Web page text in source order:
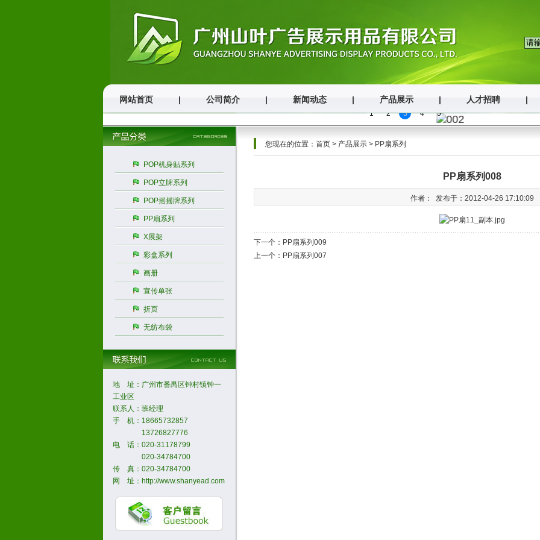
网站首页 | 公司简介 | 新闻动态 | 产品展示 | 人才招聘 |
1 2 3 4 5
POP机身贴系列
POP立牌系列
POP摇摇牌系列
PP扇系列
X展架
彩盒系列
画册
宣传单张
折页
无纺布袋
地 址：广州市番禺区钟村镇钟一
工业区
联系人：班经理
手 机：18665732857
13726827776
电 话：020-31178799
020-34784700
传 真：020-34784700
网 址：http://www.shanyead.com
您现在的位置： 首页 > 产品展示 > PP扇系列
PP扇系列008
作者： 发布于：2012-04-26 17:10:09
下一个： PP扇系列009
上一个： PP扇系列007